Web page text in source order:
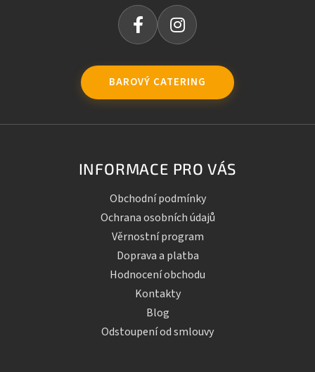
BAROVÝ CATERING
INFORMACE PRO VÁS
Obchodní podmínky
Ochrana osobních údajů
Věrnostní program
Doprava a platba
Hodnocení obchodu
Kontakty
Blog
Odstoupení od smlouvy